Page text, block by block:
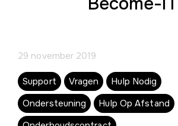
29 november 2019
Support Vragen
Hulp Nodig
Ondersteuning
Hulp Op Afstand